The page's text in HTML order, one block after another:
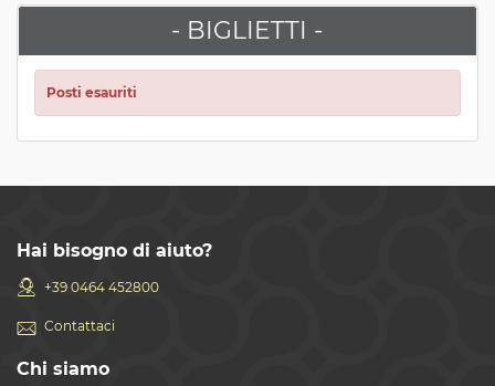
- BIGLIETTI -
Posti esauriti
Hai bisogno di aiuto?
+39 0464 452800
Contattaci
Chi siamo